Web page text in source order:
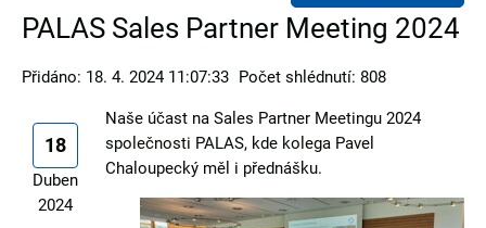
PALAS Sales Partner Meeting 2024
Přidáno: 18. 4. 2024 11:07:33 Počet shlédnutí: 808
18
Duben
2024
Naše účast na Sales Partner Meetingu 2024
společnosti PALAS, kde kolega Pavel
Chaloupecký měl i přednášku.